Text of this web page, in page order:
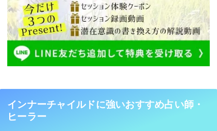
インナーチャイルドに強いおすすめ占い師・
ヒーラー